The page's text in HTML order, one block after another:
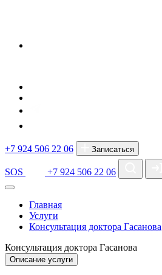
+7 924 506 22 06 Записаться
SOS +7 924 506 22 06
Главная
Услуги
Консультация доктора Гасанова
Консультация доктора Гасанова
Описание услуги